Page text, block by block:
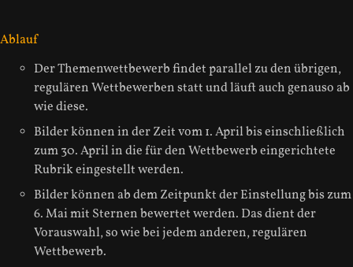
Ablauf
Der Themenwettbewerb findet parallel zu den übrigen,
regulären Wettbewerben statt und läuft auch genauso ab
wie diese.
Bilder können in der Zeit vom 1. April bis einschließlich
zum 30. April in die für den Wettbewerb eingerichtete
Rubrik eingestellt werden.
Bilder können ab dem Zeitpunkt der Einstellung bis zum
6. Mai mit Sternen bewertet werden. Das dient der
Vorauswahl, so wie bei jedem anderen, regulären
Wettbewerb.